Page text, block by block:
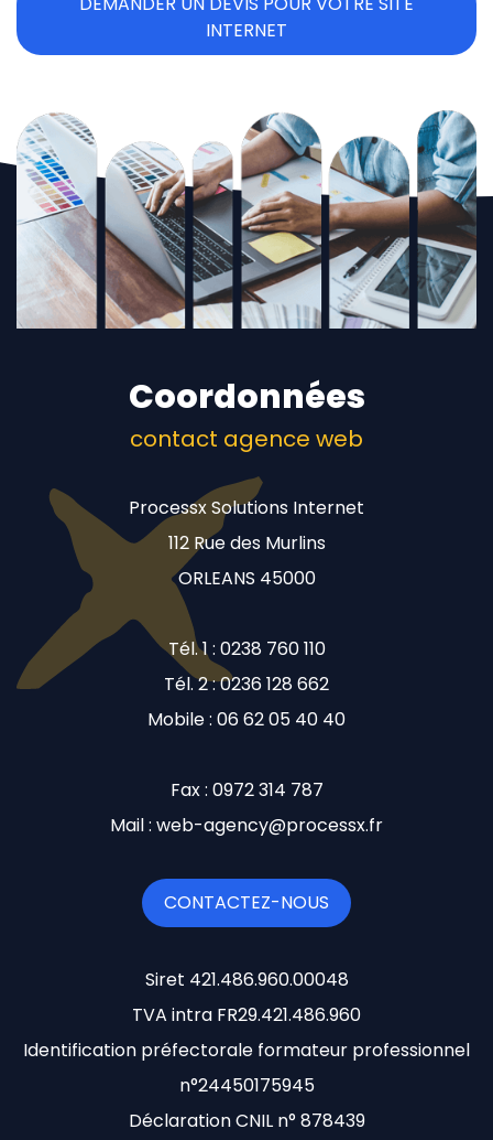
INTERNET
Coordonnées
contact agence web
Processx Solutions Internet
112 Rue des Murlins
ORLEANS 45000
Tél. 1 : 0238 760 110
Tél. 2 : 0236 128 662
Mobile : 06 62 05 40 40
Fax : 0972 314 787
Mail : web-agency@processx.fr
CONTACTEZ-NOUS
Siret 421.486.960.00048
TVA intra FR29.421.486.960
Identification préfectorale formateur professionnel
n°24450175945
Déclaration CNIL n° 878439